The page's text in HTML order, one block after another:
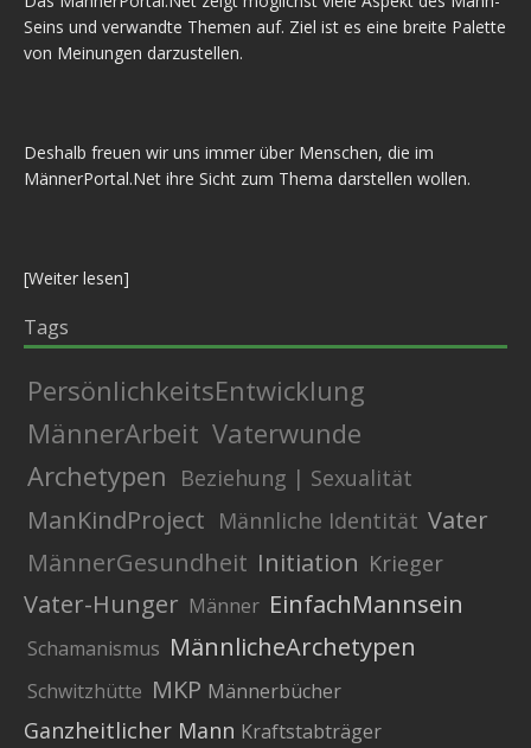
Seins und verwandte Themen auf. Ziel ist es eine breite Palette
von Meinungen darzustellen.
Deshalb freuen wir uns immer über Menschen, die im
MännerPortal.Net ihre Sicht zum Thema darstellen wollen.
[Weiter lesen]
Tags
PersönlichkeitsEntwicklung
MännerArbeit Vaterwunde
Archetypen
Beziehung | Sexualität
ManKindProject Männliche Identität Vater
MännerGesundheit Initiation Krieger
Vater-Hunger Männer EinfachMannsein
Schamanismus MännlicheArchetypen
Schwitzhütte MKP Männerbücher
Ganzheitlicher Mann Kraftstabträger